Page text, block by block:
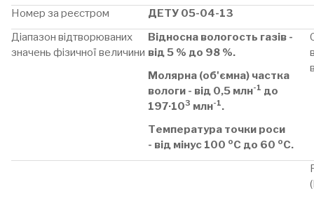
Номер за реєстром
ДЕТУ 05-04-13
Діапазон відтворюваних
значень фізичної величини
Відносна вологость газів -
від 5 % до 98 %.
Молярна (об'ємна) частка
вологи - від 0,5 млн-1 до
197·103 млн-1.
Температура точки роси
- від мінус 100 оС до 60 оС.